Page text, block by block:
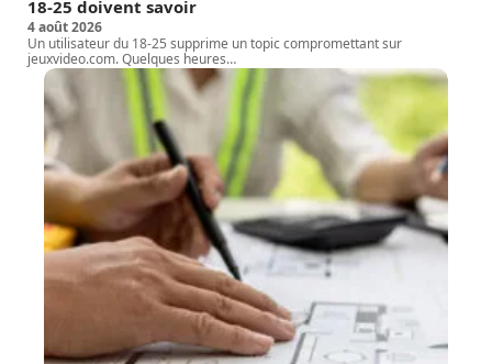
18-25 doivent savoir
4 août 2026
Un utilisateur du 18-25 supprime un topic compromettant sur
jeuxvideo.com. Quelques heures…